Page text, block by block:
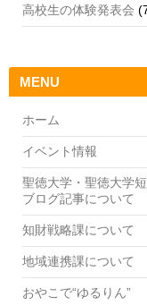
高校生の体験発表会
MENU
ホーム
イベント情報
聖徳大学・聖徳大学
ブログ記事について
知財戦略課について
地域連携課について
おやこで“ゆるりん”